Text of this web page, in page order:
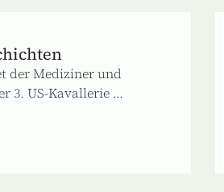
der Mediziner und
3. US-Kavallerie ...